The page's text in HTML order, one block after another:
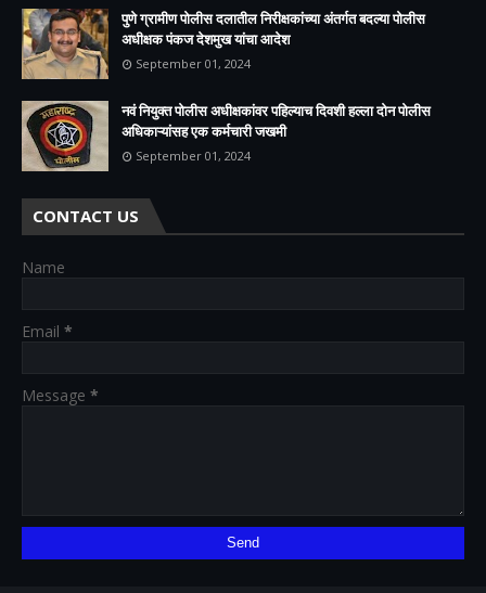
पुणे ग्रामीण पोलीस दलातील निरीक्षकांच्या अंतर्गत बदल्या पोलीस
अधीक्षक पंकज देशमुख यांचा आदेश
September 01, 2024
नवं नियुक्त पोलीस अधीक्षकांवर पहिल्याच दिवशी हल्ला दोन पोलीस
अधिकाऱ्यांसह एक कर्मचारी जखमी
September 01, 2024
CONTACT US
Name
Email *
Message *